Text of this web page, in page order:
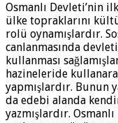
Osmanlı Devleti’nin
ülke topraklarını
rolü oynamışlardır.
canlanmasında
kullanması
hazineleride
yapmışlardır. Bunun
da edebi alanda
yazmışlardır.